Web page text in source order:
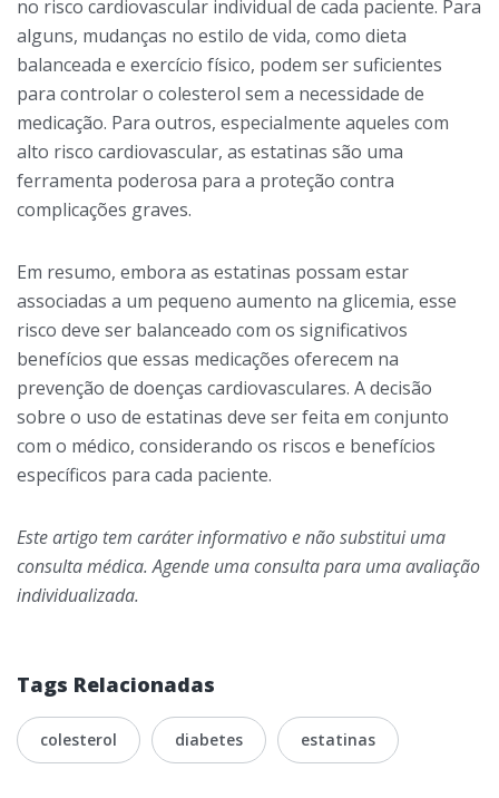
no risco cardiovascular individual de cada paciente. Para
alguns, mudanças no estilo de vida, como dieta
balanceada e exercício físico, podem ser suficientes
para controlar o colesterol sem a necessidade de
medicação. Para outros, especialmente aqueles com
alto risco cardiovascular, as estatinas são uma
ferramenta poderosa para a proteção contra
complicações graves.
Em resumo, embora as estatinas possam estar
associadas a um pequeno aumento na glicemia, esse
risco deve ser balanceado com os significativos
benefícios que essas medicações oferecem na
prevenção de doenças cardiovasculares. A decisão
sobre o uso de estatinas deve ser feita em conjunto
com o médico, considerando os riscos e benefícios
específicos para cada paciente.
Este artigo tem caráter informativo e não substitui uma
consulta médica. Agende uma consulta para uma avaliação
individualizada.
Tags Relacionadas
colesterol diabetes estatinas